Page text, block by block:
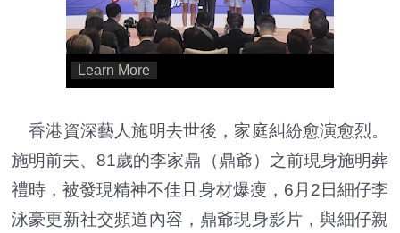
香港資深藝人施明去世後，家庭糾紛愈演愈烈。
施明前夫、81歲的李家鼎（鼎爺）之前現身施明葬
禮時，被發現精神不佳且身材爆瘦，6月2日細仔李
泳豪更新社交頻道內容，鼎爺現身影片，與細仔親